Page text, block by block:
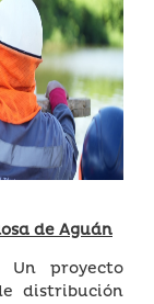
de Aguán
Un proyecto
distribución